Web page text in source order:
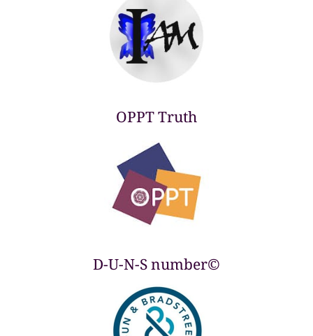
OPPT Truth
D-U-N-S number©